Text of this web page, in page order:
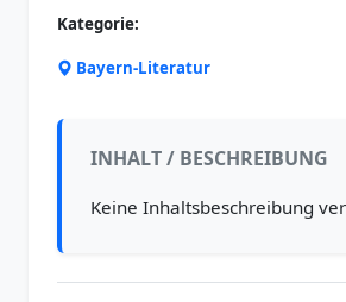
Kategorie:
Bayern-Literatur
INHALT / BESCHREIBUNG
Keine Inhaltsbeschreibung